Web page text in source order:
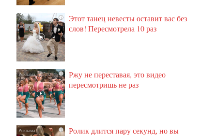
i
Этот танец невесты оставит вас без
слов! Пересмотрела 10 раз
i
Ржу не переставая, это видео
пересмотришь не раз
i
Ролик длится пару секунд, но вы